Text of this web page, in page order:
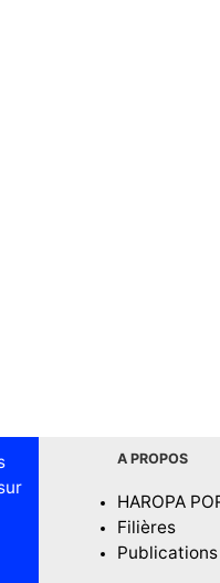
A PROPOS
HAROPA
Filières
Publications